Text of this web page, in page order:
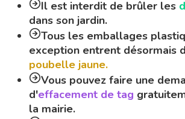
la mairie.
Leschiensdoivent être
tout le périmètre de la
Vous avez perdu votre
le en publiant une annonce sur
petalertfrance.com